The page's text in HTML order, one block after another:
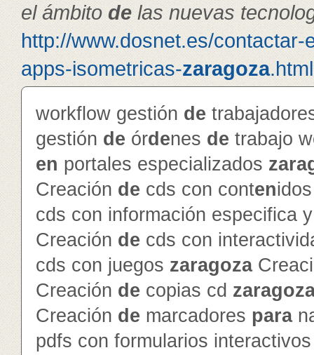
el ámbito de las nuevas
http://www.dosnet.es/contactar-
apps-isometricas-zaragoza
workflow gestión de
gestión de órdenes de trabajo
en portales especializados
Creación de cds con conten
cds con información especifica
Creación de cds con
cds con juegos zaragoza
Creación de copias cd
Creación de marcadores para
pdfs con formularios